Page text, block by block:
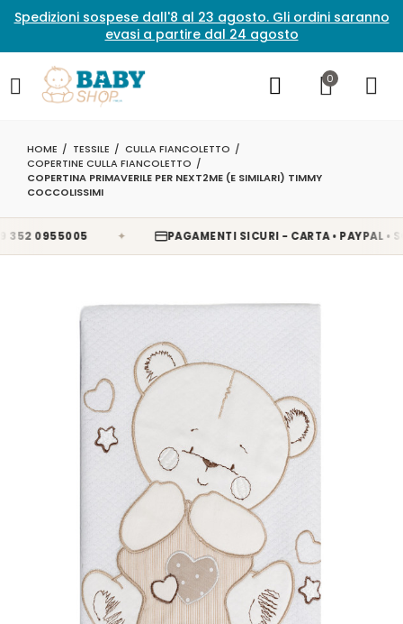
Spedizioni sospese dall'8 al 23 agosto. Gli ordini saranno
evasi a partire dal 24 agosto
0
HOME TESSILE
CULLA FIANCOLETTO
COPERTINE CULLA FIANCOLETTO
COPERTINA PRIMAVERILE PER NEXT2ME (E SIMILARI) TIMMY
COCCOLISSIMI
0955005 PAGAMENTI SICURI - CARTA • PAYPAL •